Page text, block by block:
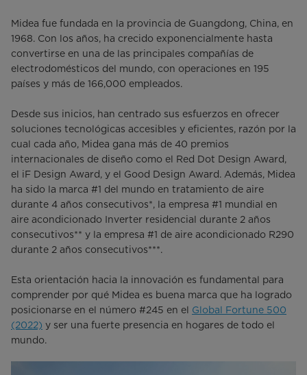
Midea fue fundada en la provincia de Guangdong, China, en
1968. Con los años, ha crecido exponencialmente hasta
convertirse en una de las principales compañías de
electrodomésticos del mundo, con operaciones en 195
países y más de 166,000 empleados.
Desde sus inicios, han centrado sus esfuerzos en ofrecer
soluciones tecnológicas accesibles y eficientes, razón por la
cual cada año, Midea gana más de 40 premios
internacionales de diseño como el Red Dot Design Award,
el iF Design Award, y el Good Design Award. Además, Midea
ha sido la marca #1 del mundo en tratamiento de aire
durante 4 años consecutivos*, la empresa #1 mundial en
aire acondicionado Inverter residencial durante 2 años
consecutivos** y la empresa #1 de aire acondicionado R290
durante 2 años consecutivos***.
Esta orientación hacia la innovación es fundamental para
comprender por qué Midea es buena marca que ha logrado
posicionarse en el número #245 en el Global Fortune 500
(2022) y ser una fuerte presencia en hogares de todo el
mundo.